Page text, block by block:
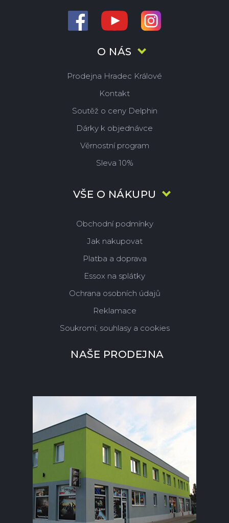
O NÁS
Prodejna Hradec Králové
Kontakt
Soutěž o ceny Delphin
Dárky k objednávce
Věrnostní program
Sleva 10%
VŠE O NÁKUPU
Obchodní podmínky
Jak nakupovat
Platba a doprava
Essox na splátky
Ochrana osobních údajů
Reklamace
Soukromí, souhlasy a cookies
NAŠE PRODEJNA